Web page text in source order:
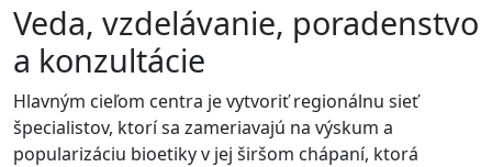
Veda, vzdelávanie, poradenstvo
a konzultácie
Hlavným cieľom centra je vytvoriť regionálnu sieť
špecialistov, ktorí sa zameriavajú na výskum a
popularizáciu bioetiky v jej širšom chápaní, ktorá